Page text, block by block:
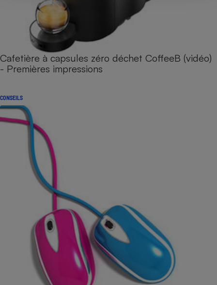
Cafetière à capsules zéro déchet CoffeeB (vidéo)
- Premières impressions
CONSEILS